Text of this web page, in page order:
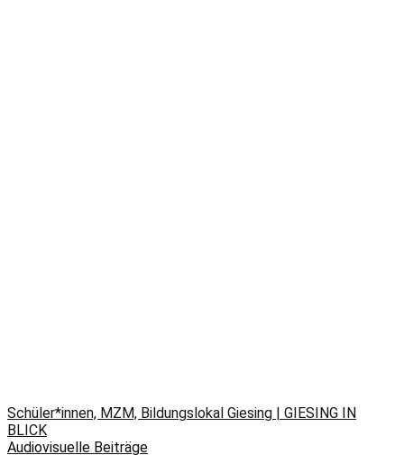
Schüler*innen, MZM, Bildungslokal Giesing | GIESING IN
BLICK
Audiovisuelle Beiträge